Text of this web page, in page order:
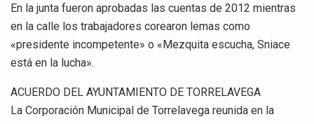
En la junta fueron aprobadas las cuentas de 2012 mientras
en la calle los trabajadores corearon lemas como
«presidente incompetente» o «Mezquita escucha, Sniace
está en la lucha».
ACUERDO DEL AYUNTAMIENTO DE TORRELAVEGA
La Corporación Municipal de Torrelavega reunida en la